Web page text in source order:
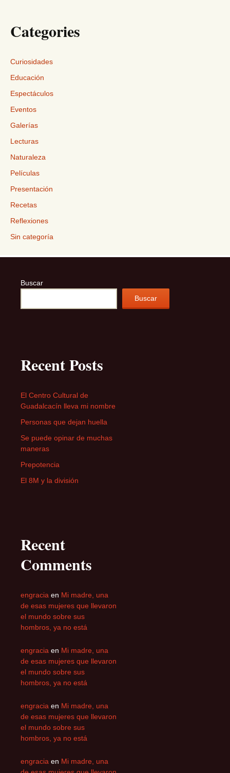
Categories
Curiosidades
Educación
Espectáculos
Eventos
Galerías
Lecturas
Naturaleza
Películas
Presentación
Recetas
Reflexiones
Sin categoría
Buscar
Buscar
Recent Posts
El Centro Cultural de
Guadalcacín lleva mi nombre
Personas que dejan huella
Se puede opinar de muchas
maneras
Prepotencia
El 8M y la división
Recent
Comments
engracia en Mi madre, una
de esas mujeres que llevaron
el mundo sobre sus
hombros, ya no está
engracia en Mi madre, una
de esas mujeres que llevaron
el mundo sobre sus
hombros, ya no está
engracia en Mi madre, una
de esas mujeres que llevaron
el mundo sobre sus
hombros, ya no está
engracia en Mi madre, una